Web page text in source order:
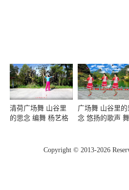
清荷广场舞 山谷里
的思念 编舞 杨艺格
广场舞 山谷里的
念 悠扬的歌声
Copyright © 2013-2026